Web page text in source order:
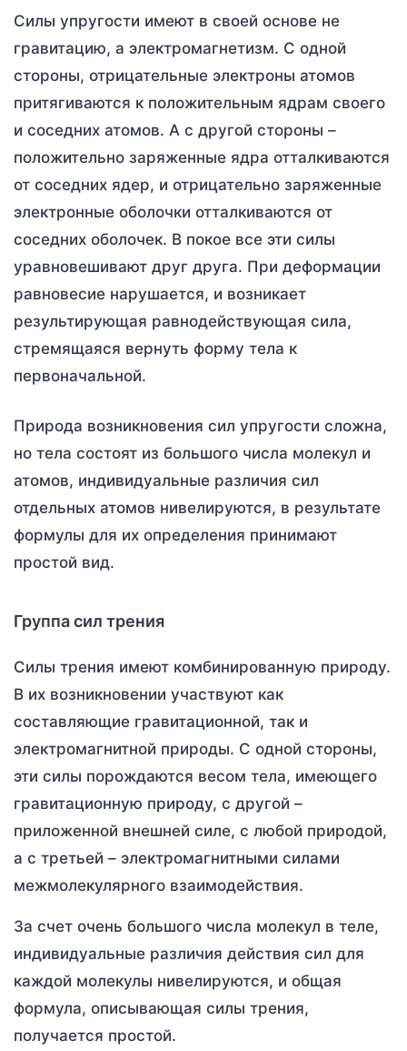
Силы упругости имеют в своей основе не
гравитацию, а электромагнетизм. С одной
стороны, отрицательные электроны атомов
притягиваются к положительным ядрам своего
и соседних атомов. А с другой стороны –
положительно заряженные ядра отталкиваются
от соседних ядер, и отрицательно заряженные
электронные оболочки отталкиваются от
соседних оболочек. В покое все эти силы
уравновешивают друг друга. При деформации
равновесие нарушается, и возникает
результирующая равнодействующая сила,
стремящаяся вернуть форму тела к
первоначальной.
Природа возникновения сил упругости сложна,
но тела состоят из большого числа молекул и
атомов, индивидуальные различия сил
отдельных атомов нивелируются, в результате
формулы для их определения принимают
простой вид.
Группа сил трения
Силы трения имеют комбинированную природу.
В их возникновении участвуют как
составляющие гравитационной, так и
электромагнитной природы. С одной стороны,
эти силы порождаются весом тела, имеющего
гравитационную природу, с другой –
приложенной внешней силе, с любой природой,
а с третьей – электромагнитными силами
межмолекулярного взаимодействия.
За счет очень большого числа молекул в теле,
индивидуальные различия действия сил для
каждой молекулы нивелируются, и общая
формула, описывающая силы трения,
получается простой.